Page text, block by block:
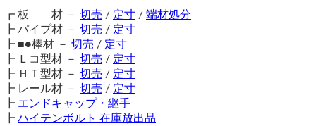
商品購入は自動計算フォームに必要寸法・数量等を入力し、
試算結果を確認後、買い物カートに追加して注文フォームへ
とお進みください。
ご注文メール返信にて送料・振込先等をご連絡いたします。
自動計算フォームでの試算ができない場合や複雑な加工を伴
う品の場合は、メールフォーム（見積依頼・注文依頼）より
お問い合わせください。
図面をお送りください
┏ 板 材 － 切売 / 定寸 / 端材処分
┣ パイプ材 － 切売 / 定寸
┣ ■●棒材 － 切売 / 定寸
┣ Ｌコ型材 － 切売 / 定寸
┣ ＨＴ型材 － 切売 / 定寸
┣ レール材 － 切売 / 定寸
┣ エンドキャップ・継手
┣ ハイテンボルト 在庫放出品